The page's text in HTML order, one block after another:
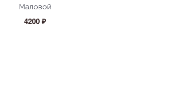
Маловой
4200 ₽